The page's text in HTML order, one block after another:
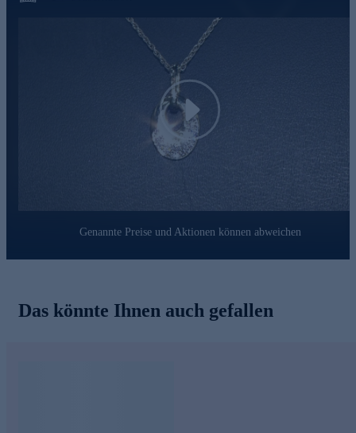
jedem Anlass stilvoll begleitet. Hinweis: Die abgebildete Kette
ist nicht im Lieferumfang enthalten. Eine passende Halskette zu
diesem Anhänger finden Sie im Kettensortiment von HSE.
Play
Genannte Preise und Aktionen können abweichen
Das könnte Ihnen auch gefallen